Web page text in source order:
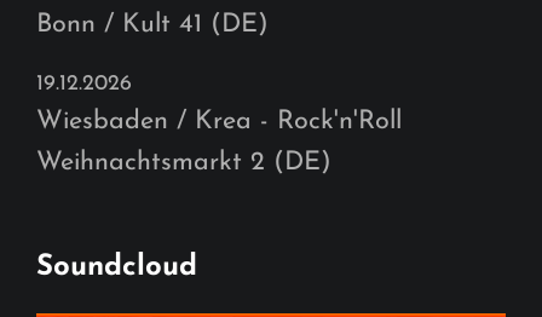
Bonn / Kult 41 (DE)
19.12.2026
Wiesbaden / Krea - Rock'n'Roll
Weihnachtsmarkt 2 (DE)
Soundcloud